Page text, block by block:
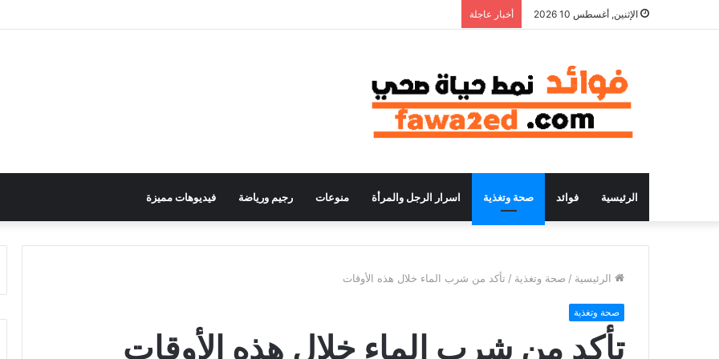
الإثنين, أغسطس 10 2026 أخبار عاجلة
الرئيسية فوائد صحة وتغذية اسرار الرجل والمرأة منوعات رجيم ورياضة فيديوهات مميزة
الرئيسية / صحة وتغذية / تأكد من شرب الماء خلال هذه الأوقات
صحة وتغذية
تأكد من شرب الماء خلال هذه الأوقات